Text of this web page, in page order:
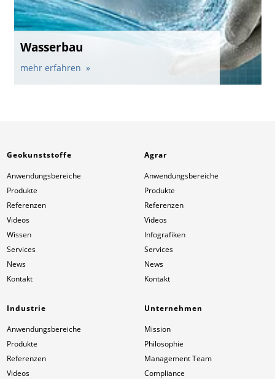
Wasserbau
mehr erfahren
Geokunststoffe
Anwendungsbereiche
Produkte
Referenzen
Videos
Wissen
Services
News
Kontakt
Agrar
Anwendungsbereiche
Produkte
Referenzen
Videos
Infografiken
Services
News
Kontakt
Industrie
Anwendungsbereiche
Produkte
Referenzen
Videos
Unternehmen
Mission
Philosophie
Management Team
Compliance